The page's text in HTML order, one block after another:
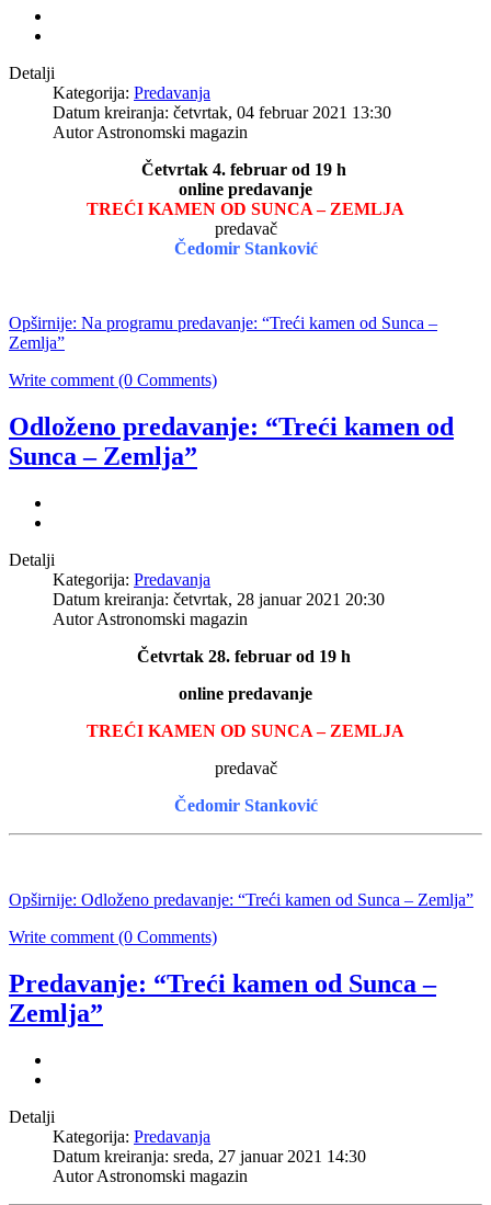
Detalji
Kategorija: Predavanja
Datum kreiranja: četvrtak, 04 februar 2021 13:30
Autor Astronomski magazin
Četvrtak 4. februar od 19 h
online predavanje
TREĆI KAMEN OD SUNCA – ZEMLJA
predavač
Čedomir Stanković
Opširnije: Na programu predavanje: “Treći kamen od Sunca –
Zemlja”
Write comment (0 Comments)
Odloženo predavanje: “Treći kamen od
Sunca – Zemlja”
Detalji
Kategorija: Predavanja
Datum kreiranja: četvrtak, 28 januar 2021 20:30
Autor Astronomski magazin
Četvrtak 28. februar od 19 h
online predavanje
TREĆI KAMEN OD SUNCA – ZEMLJA
predavač
Čedomir Stanković
Opširnije: Odloženo predavanje: “Treći kamen od Sunca – Zemlja”
Write comment (0 Comments)
Predavanje: “Treći kamen od Sunca –
Zemlja”
Detalji
Kategorija: Predavanja
Datum kreiranja: sreda, 27 januar 2021 14:30
Autor Astronomski magazin